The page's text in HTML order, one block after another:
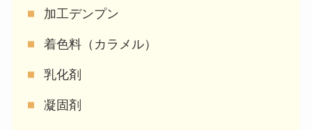
加工デンプン
着色料（カラメル）
乳化剤
凝固剤